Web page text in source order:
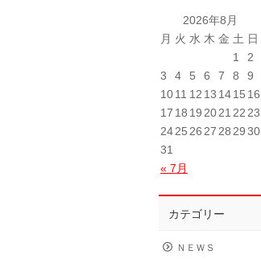
2026年8月
月 火 水 木 金 土 日
« 7月
1
2
3
4 5 6 7 8
9
1011 12 13 1415 16
17 18 19 2021 22 23
2425 26 27 28 2930
31
カテゴリー
ＮＥＷＳ